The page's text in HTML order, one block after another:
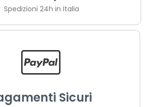
Spedizioni 24h in Italia
Sicuri